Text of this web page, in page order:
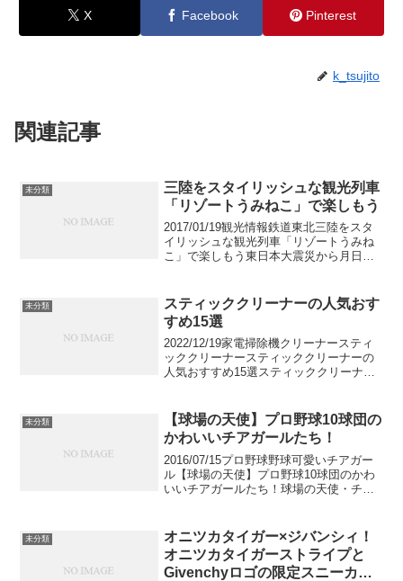
X Facebook Pinterest
k_tsujito
関連記事
未分類
三陸をスタイリッシュな観光列車
「リゾートうみねこ」で楽しもう
2017/01/19観光情報鉄道東北三陸をスタ
イリッシュな観光列車「リゾートうみね
こ」で楽しもう東日本大震災から月日は
を取り戻しています。今回は、そのよう
な三陸を満喫で...
未分類
スティッククリーナーの人気おす
すめ15選
2022/12/19家電掃除機クリーナースティ
ッククリーナースティッククリーナーの
人気おすすめ15選スティッククリーナー
っている人の多くが、次はスティックク
リーナーを...
未分類
【球場の天使】プロ野球10球団の
かわいいチアガールたち！
2016/07/15プロ野球野球可愛いチアガー
ル【球場の天使】プロ野球10球団のかわ
いいチアガールたち！球場の天使・チア
も元気をもらえます！そこで今回は、プ
ロ野球10球...
未分類
オニツカタイガー×ジバンシィ！
オニツカタイガーストライプと
Givenchyロゴの限定スニーカー